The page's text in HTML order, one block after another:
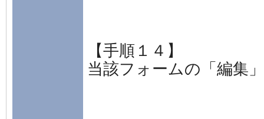
【手順１４】
当該フォームの「編集